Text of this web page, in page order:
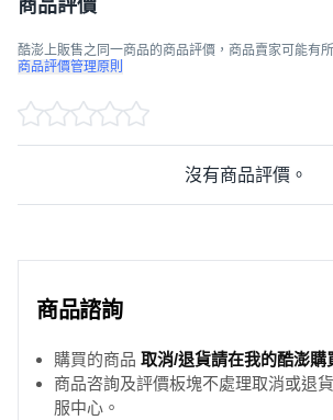
商品評價
酷澎上販售之同一商品的商品評價，商品賣家可能有
商品評價管理原則
沒有商品評價。
商品諮詢
購買的商品 取消/退貨請在我的酷澎購
商品咨詢及評價板塊不處理取消或退
服中心。